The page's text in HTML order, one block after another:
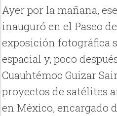
Ayer por la mañana,
inauguró en el Paseo
exposición fotográfica
espacial y, poco
Cuauhtémoc Guizar
proyectos de satélites
en México, encargado